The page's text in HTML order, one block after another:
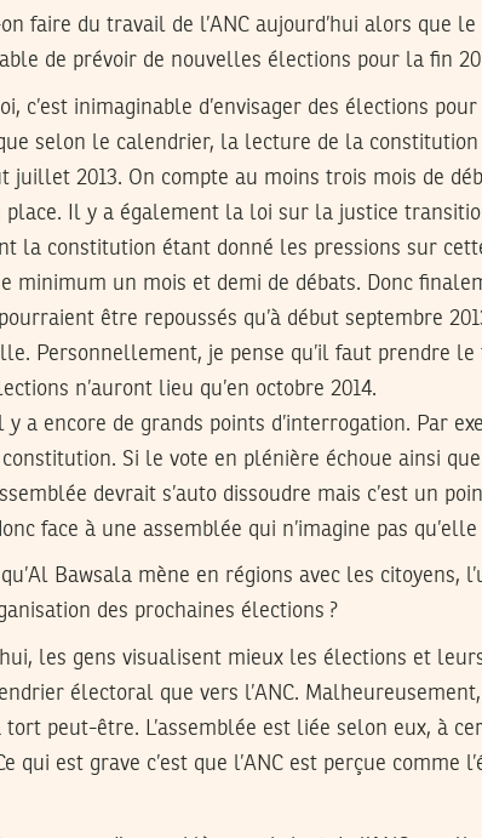
faire du travail de l’ANC aujourd’hui alors que
de prévoir de nouvelles élections pour la fin
c’est inimaginable d’envisager des élections
selon le calendrier, la lecture de la
juillet 2013. On compte au moins trois mois de
place. Il y a également la loi sur la justice
la constitution étant donné les pressions sur
minimum un mois et demi de débats. Donc
être repoussés qu’à début septembre
Personnellement, je pense qu’il faut prendre le
n’auront lieu qu’en octobre 2014.
a encore de grands points d’interrogation. Par
Si le vote en plénière échoue ainsi
devrait s’auto dissoudre mais c’est un
face à une assemblée qui n’imagine pas
Bawsala mène en régions avec les citoyens,
des prochaines élections ?
les gens visualisent mieux les élections et
électoral que vers l’ANC.
tort peut-être. L’assemblée est liée selon eux, à
qui est grave c’est que l’ANC est perçue comme